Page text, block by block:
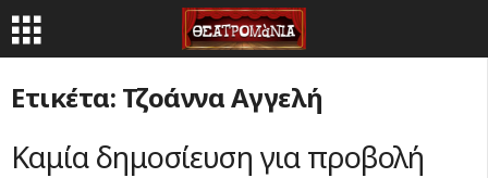
Ετικέτα: Τζοάννα Αγγελή
Καμία δημοσίευση για προβολή